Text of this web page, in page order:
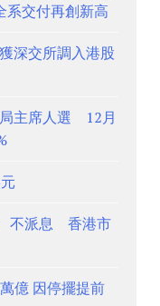
交付再創新高
深交所調入港股
主席人選 12月
不派息 香港市
億 因停擺提前